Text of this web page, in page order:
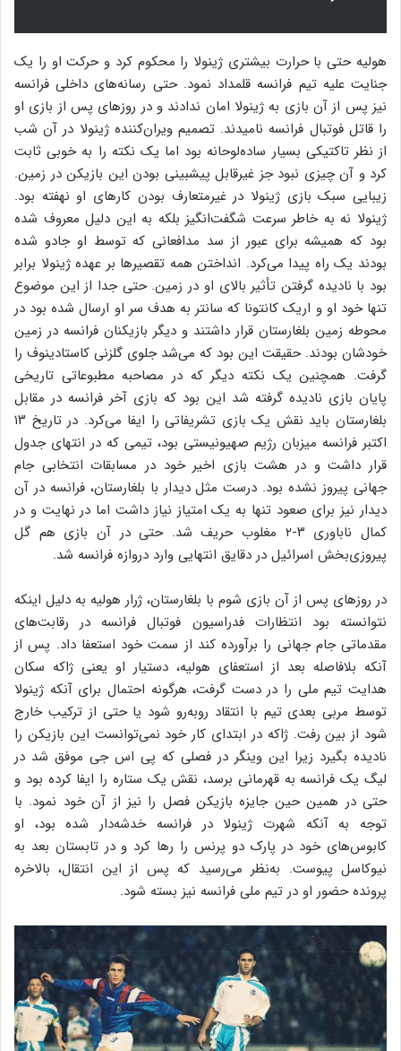
هولیه حتی با حرارت بیشتری ژینولا را محکوم کرد و حرکت او را یک
جنایت علیه تیم فرانسه قلمداد نمود. حتی رسانه‌های داخلی فرانسه
نیز پس از آن بازی به ژینولا امان ندادند و در روزهای پس از بازی او
را قاتل فوتبال فرانسه نامیدند. تصمیم ویران‌کننده ژینولا در آن شب
از نظر تاکتیکی بسیار ساده‌لوحانه بود اما یک نکته را به خوبی ثابت
کرد و آن چیزی نبود جز غیرقابل پیشبینی بودن این بازیکن در زمین.
زیبایی سبک بازی ژینولا در غیرمتعارف بودن کارهای او نهفته بود.
ژینولا نه به خاطر سرعت شگفت‌انگیز بلکه به این دلیل معروف شده
بود که همیشه برای عبور از سد مدافعانی که توسط او جادو شده
بودند یک راه پیدا می‌کرد. انداختن همه تقصیرها بر عهده ژینولا برابر
بود با نادیده گرفتن تأثیر بالای او در زمین. حتی جدا از این موضوع
تنها خود او و اریک کانتونا که سانتر به هدف سر او ارسال شده بود در
محوطه زمین بلغارستان قرار داشتند و دیگر بازیکنان فرانسه در زمین
خودشان بودند. حقیقت این بود که می‌شد جلوی گلزنی کاستادینوف را
گرفت. همچنین یک نکته دیگر که در مصاحبه مطبوعاتی تاریخی
پایان بازی نادیده گرفته شد این بود که بازی آخر فرانسه در مقابل
بلغارستان باید نقش یک بازی تشریفاتی را ایفا می‌کرد. در تاریخ ۱۳
اکتبر فرانسه میزبان رژیم صهیونیستی بود، تیمی که در انتهای جدول
قرار داشت و در هشت بازی اخیر خود در مسابقات انتخابی جام
جهانی پیروز نشده بود. درست مثل دیدار با بلغارستان، فرانسه در آن
دیدار نیز برای صعود تنها به یک امتیاز نیاز داشت اما در نهایت و در
کمال ناباوری ۳-۲ مغلوب حریف شد. حتی در آن بازی هم گل
پیروزی‌بخش اسرائیل در دقایق انتهایی وارد دروازه فرانسه شد.
در روزهای پس از آن بازی شوم با بلغارستان، ژرار هولیه به دلیل اینکه
نتوانسته بود انتظارات فدراسیون فوتبال فرانسه در رقابت‌های
مقدماتی جام جهانی را برآورده کند از سمت خود استعفا داد. پس از
آنکه بلافاصله بعد از استعفای هولیه، دستیار او یعنی ژاکه سکان
هدایت تیم ملی را در دست گرفت، هرگونه احتمال برای آنکه ژینولا
توسط مربی بعدی تیم با انتقاد روبه‌رو شود یا حتی از ترکیب خارج
شود از بین رفت. ژاکه در ابتدای کار خود نمی‎‌توانست این بازیکن را
نادیده بگیرد زیرا این وینگر در فصلی که پی اس جی موفق شد در
لیگ یک فرانسه به قهرمانی برسد، نقش یک ستاره را ایفا کرده بود و
حتی در همین حین جایزه بازیکن فصل را نیز از آن خود نمود. با
توجه به آنکه شهرت ژینولا در فرانسه خدشه‌دار شده بود، او
کابوس‌های خود در پارک دو پرنس را رها کرد و در تابستان بعد به
نیوکاسل پیوست. به‌نظر می‌رسید که پس از این انتقال، بالاخره
پرونده حضور او در تیم ملی فرانسه نیز بسته شود.